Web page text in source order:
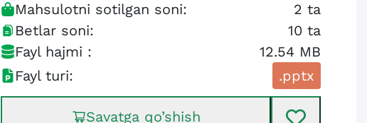
Mahsulotni sotilgan soni: 2 ta
Betlar soni:
10 ta
Fayl hajmi :
12.54 MB
Fayl turi:
.pptx
Savatga qo’shish